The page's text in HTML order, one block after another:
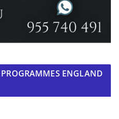
ENGLAND